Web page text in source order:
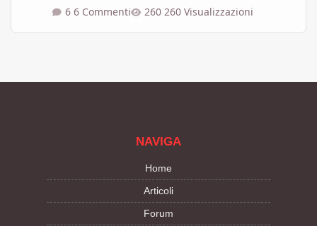
6 Commenti 260 Visualizzazioni
NAVIGA
Home
Articoli
Forum